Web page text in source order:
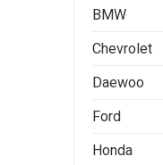
BMW
Chevrolet
Daewoo
Ford
Honda